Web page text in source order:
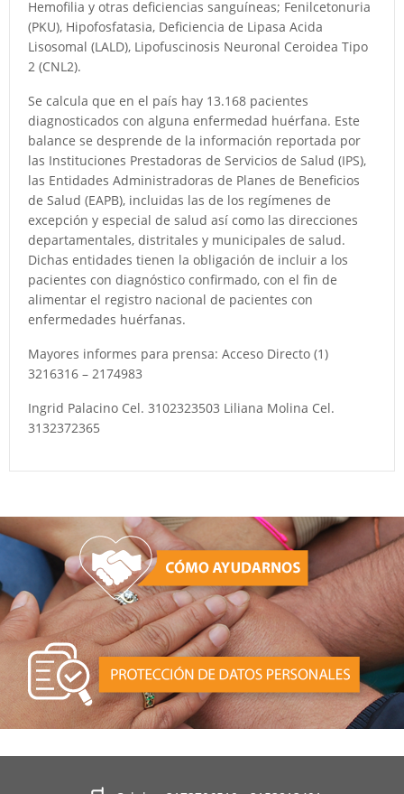
Hemofilia y otras deficiencias sanguíneas; Fenilcetonuria
(PKU), Hipofosfatasia, Deficiencia de Lipasa Acida
Lisosomal (LALD), Lipofuscinosis Neuronal Ceroidea Tipo
2 (CNL2).
Se calcula que en el país hay 13.168 pacientes
diagnosticados con alguna enfermedad huérfana. Este
balance se desprende de la información reportada por
las Instituciones Prestadoras de Servicios de Salud (IPS),
las Entidades Administradoras de Planes de Beneficios
de Salud (EAPB), incluidas las de los regímenes de
excepción y especial de salud así como las direcciones
departamentales, distritales y municipales de salud.
Dichas entidades tienen la obligación de incluir a los
pacientes con diagnóstico confirmado, con el fin de
alimentar el registro nacional de pacientes con
enfermedades huérfanas.
Mayores informes para prensa: Acceso Directo (1)
3216316 – 2174983
Ingrid Palacino Cel. 3102323503 Liliana Molina Cel.
3132372365